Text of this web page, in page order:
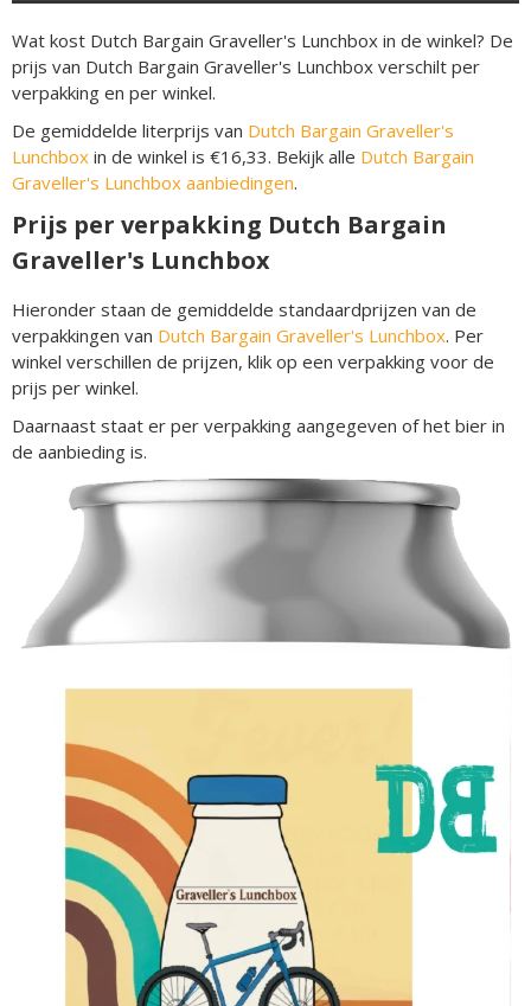
Wat kost Dutch Bargain Graveller's Lunchbox in de winkel? De
prijs van Dutch Bargain Graveller's Lunchbox verschilt per
verpakking en per winkel.
De gemiddelde literprijs van Dutch Bargain Graveller's
Lunchbox in de winkel is €16,33. Bekijk alle Dutch Bargain
Graveller's Lunchbox aanbiedingen.
Prijs per verpakking Dutch Bargain
Graveller's Lunchbox
Hieronder staan de gemiddelde standaardprijzen van de
verpakkingen van Dutch Bargain Graveller's Lunchbox. Per
winkel verschillen de prijzen, klik op een verpakking voor de
prijs per winkel.
Daarnaast staat er per verpakking aangegeven of het bier in
de aanbieding is.